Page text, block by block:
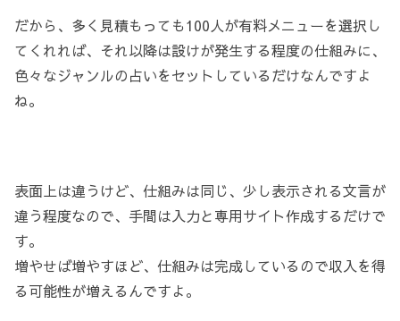
だから、多く見積もっても100人が有料メニューを選択し
てくれれば、それ以降は設けが発生する程度の仕組みに、
色々なジャンルの占いをセットしているだけなんですよ
ね。
表面上は違うけど、仕組みは同じ、少し表示される文言が
違う程度なので、手間は入力と専用サイト作成するだけで
す。
増やせば増やすほど、仕組みは完成しているので収入を得
る可能性が増えるんですよ。